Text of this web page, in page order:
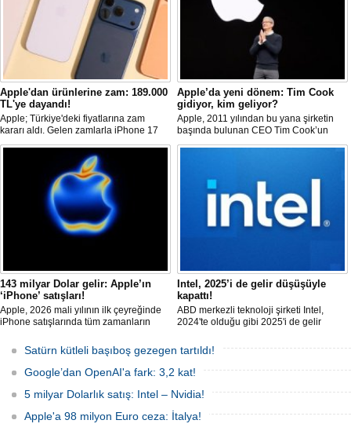
Apple'dan ürünlerine zam: 189.000
TL'ye dayandı!
Apple; Türkiye'deki fiyatlarına zam
kararı aldı. Gelen zamlarla iPhone 17
serisinin giriş modeli; 60.000 TL'ye
dayanırken, Pro Max 189.000 TL
sınırına ulaştı. Fiyat artışları AirPods ve
diğer Apple ürünlerine de yansıdı.
Apple’da yeni dönem: Tim Cook
gidiyor, kim geliyor?
Apple, 2011 yılından bu yana şirketin
başında bulunan CEO Tim Cook’un
görevinden ayrılacağını duyurdu.
geçecek. Cook, Yönetim Kurulu Başkanı
olarak görevine devam edecek.
143 milyar Dolar gelir: Apple’ın
‘iPhone’ satışları!
Apple, 2026 mali yılının ilk çeyreğinde
iPhone satışlarında tüm zamanların
milyar Dolar'a yükseldi.
Intel, 2025’i de gelir düşüşüyle
kapattı!
ABD merkezli teknoloji şirketi Intel,
2024'te olduğu gibi 2025'i de gelir
çeyreğinde gelirinin yüzde dört
düştüğünü bildirdi.
Satürn kütleli başıboş gezegen tartıldı!
Google’dan OpenAI'a fark: 3,2 kat!
5 milyar Dolarlık satış: Intel – Nvidia!
Apple'a 98 milyon Euro ceza: İtalya!